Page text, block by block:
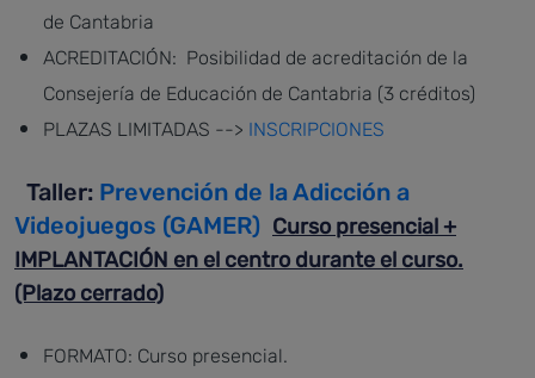
de Cantabria
ACREDITACIÓN: Posibilidad de acreditación de la
Consejería de Educación de Cantabria (3 créditos)
PLAZAS LIMITADAS --> INSCRIPCIONES
Taller: Prevención de la Adicción a
Videojuegos (GAMER) Curso presencial +
IMPLANTACIÓN en el centro durante el curso.
(Plazo cerrado)
FORMATO: Curso presencial.